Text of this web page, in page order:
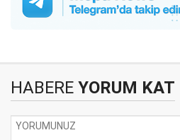
HABERE YORUM KAT